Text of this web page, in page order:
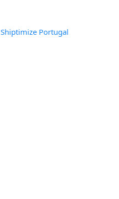
Shiptimize Portugal